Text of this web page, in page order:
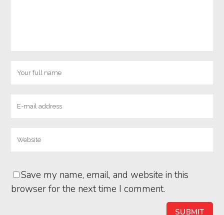
Save my name, email, and website in this
browser for the next time I comment.